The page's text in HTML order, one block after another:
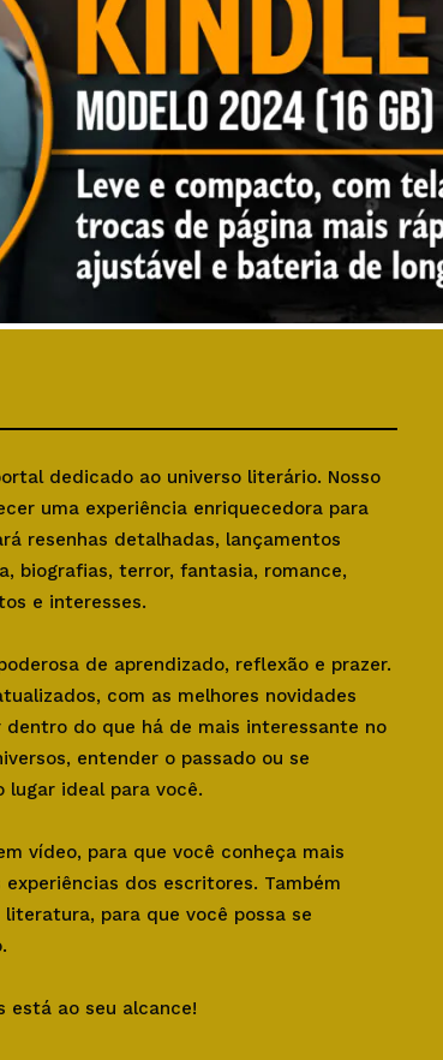
dedicado ao universo literário. Nosso
uma experiência enriquecedora para
resenhas detalhadas, lançamentos
biografias, terror, fantasia, romance,
e interesses.
de aprendizado, reflexão e prazer.
com as melhores novidades
do que há de mais interessante no
entender o passado ou se
ideal para você.
vídeo, para que você conheça mais
dos escritores. Também
literatura, para que você possa se
está ao seu alcance!